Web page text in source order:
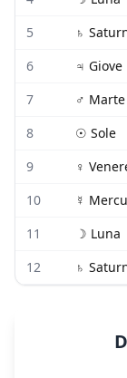
5
♄
6
♃ Giove
7
♂ Marte
8
☉ Sole
9
♀
10
☿
11
☽ Luna
12
♄